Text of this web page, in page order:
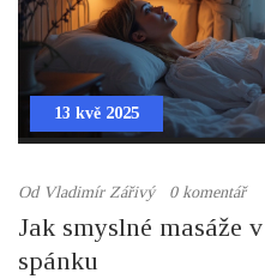
13 kvě 2025
Od Vladimír Zářivý 0 komentář
Jak smyslné masáže
spánku